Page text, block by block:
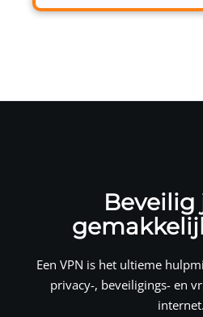
Beveilig
Een VPN is het ultieme
privacy-, beveiligings- en
internet.